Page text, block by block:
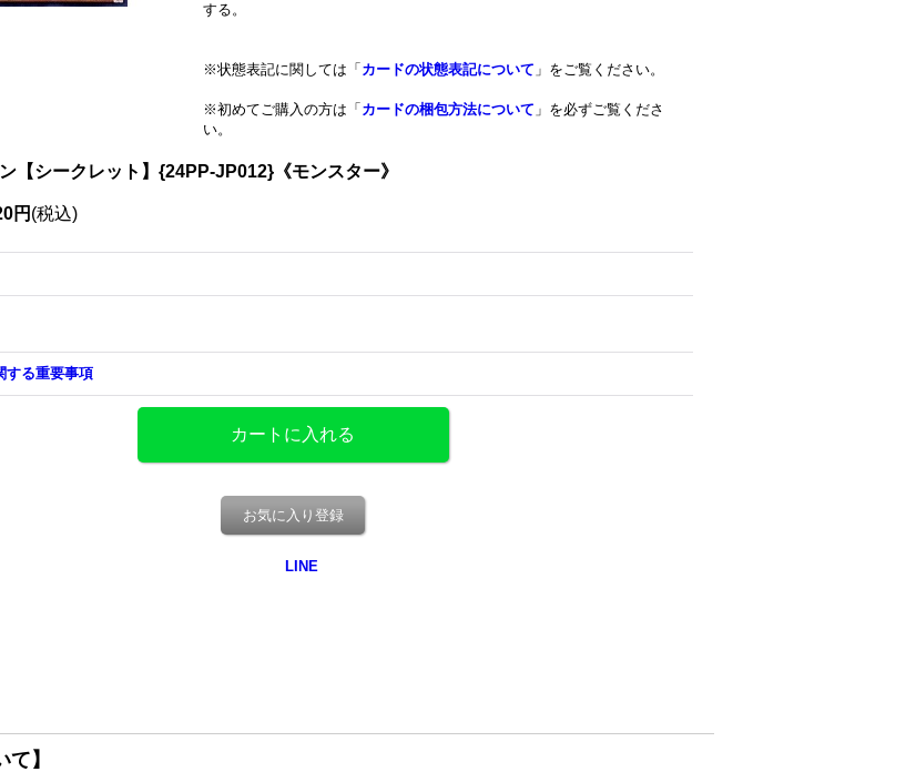
する。
※状態表記に関しては「 カードの状態表記について 」をご覧ください。
※初めてご購入の方は「 カードの梱包方法について 」を必ずご覧くださ
い。
【シークレット】{24PP-JP012}《モンスター》
円 (税込)
する重要事項
お気に入り登録
て】